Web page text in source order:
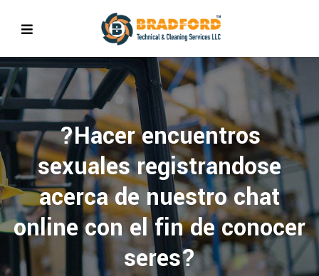
?Hacer encuentros
sexuales registrandose
acerca de nuestro chat
online con el fin de conocer
seres?